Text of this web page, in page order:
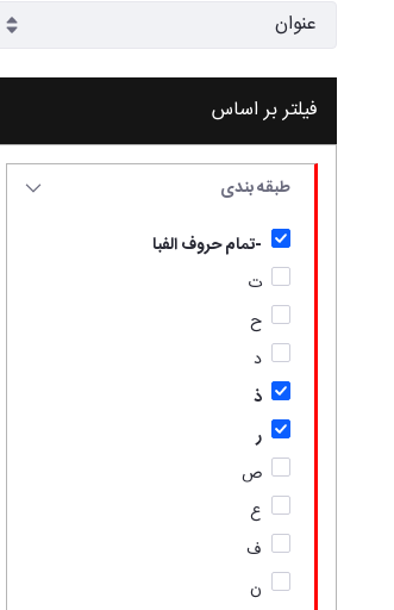
فیلتر بر اساس
طبقه بندی
-تمام حروف الفبا
ت
ح
د
ذ
ر
ص
ع
ف
ن